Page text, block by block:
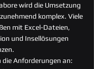
wird die Umsetzung
komplex. Viele
mit Excel-Dateien,
und Insellösungen
die Anforderungen an: